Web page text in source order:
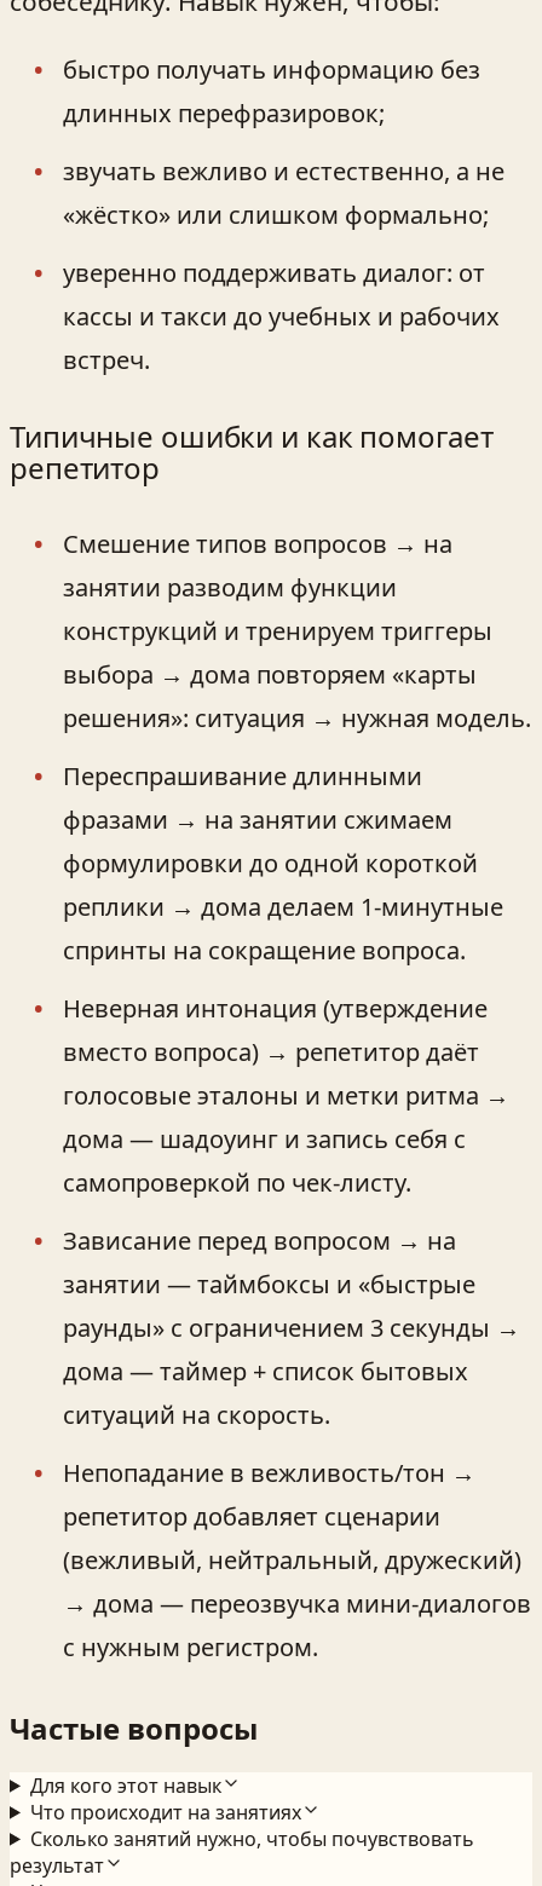
быстро получать информацию без
длинных перефразировок;
звучать вежливо и естественно, а не
«жёстко» или слишком формально;
уверенно поддерживать диалог: от
кассы и такси до учебных и рабочих
встреч.
Типичные ошибки и как помогает
репетитор
Смешение типов вопросов → на
занятии разводим функции
конструкций и тренируем триггеры
выбора → дома повторяем «карты
решения»: ситуация → нужная модель.
Переспрашивание длинными
фразами → на занятии сжимаем
формулировки до одной короткой
реплики → дома делаем 1‑минутные
спринты на сокращение вопроса.
Неверная интонация (утверждение
вместо вопроса) → репетитор даёт
голосовые эталоны и метки ритма →
дома — шадоуинг и запись себя с
самопроверкой по чек‑листу.
Зависание перед вопросом → на
занятии — таймбоксы и «быстрые
раунды» с ограничением 3 секунды →
дома — таймер + список бытовых
ситуаций на скорость.
Непопадание в вежливость/тон →
репетитор добавляет сценарии
(вежливый, нейтральный, дружеский)
→ дома — переозвучка мини‑диалогов
с нужным регистром.
Частые вопросы
Для кого этот навык
Что происходит на занятиях
Сколько занятий нужно, чтобы почувствовать
результат